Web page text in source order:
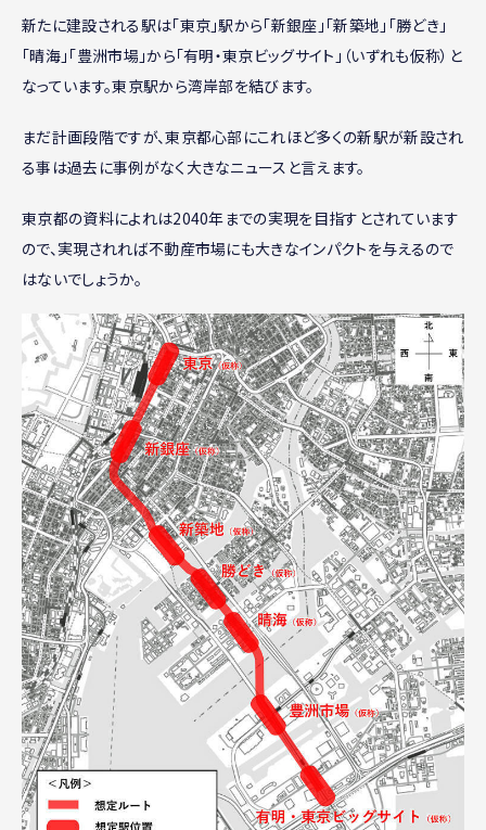
新たに建設される駅は「東京」駅から「新銀座」「新築地」「勝どき」
「晴海」「豊洲市場」から「有明・東京ビッグサイト」（いずれも仮称）と
なっています。東京駅から湾岸部を結びます。
まだ計画段階ですが、東京都心部にこれほど多くの新駅が新設され
る事は過去に事例がなく大きなニュースと言えます。
東京都の資料によれは2040年までの実現を目指すとされています
ので、実現されれば不動産市場にも大きなインパクトを与えるので
はないでしょうか。